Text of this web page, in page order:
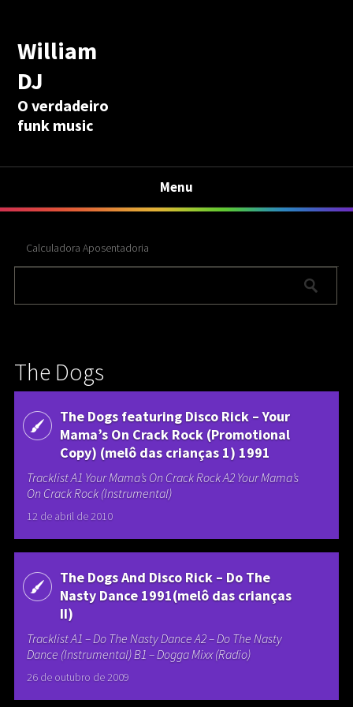
William
DJ
O verdadeiro
funk music
Menu
Calculadora Aposentadoria
The Dogs
The Dogs featuring Disco Rick – Your
Mama’s On Crack Rock (Promotional
Copy) (melô das crianças 1) 1991
Tracklist A1 Your Mama’s On Crack Rock A2 Your Mama’s
On Crack Rock (Instrumental)
12 de abril de 2010
The Dogs And Disco Rick – Do The
Nasty Dance 1991(melô das crianças
II)
Tracklist A1 – Do The Nasty Dance A2 – Do The Nasty
Dance (Instrumental) B1 – Dogga Mixx (Radio)
26 de outubro de 2009